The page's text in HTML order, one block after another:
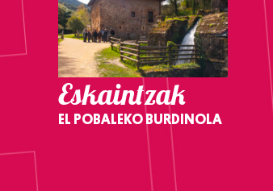
Eskaintzak
EL POBALEKO BURDINOLA